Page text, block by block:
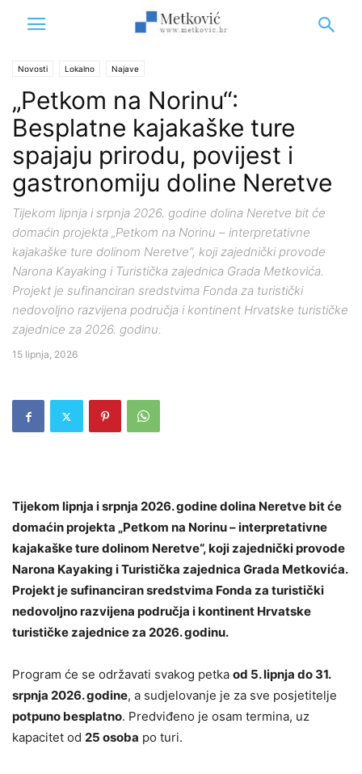
Novosti Lokalno Najave
„Petkom na Norinu“:
Besplatne kajakaške ture
spajaju prirodu, povijest i
gastronomiju doline Neretve
Tijekom lipnja i srpnja 2026. godine dolina Neretve bit će
domaćin projekta „Petkom na Norinu – interpretativne
kajakaške ture dolinom Neretve“, koji zajednički provode
Narona Kayaking i Turistička zajednica Grada Metkovića.
Projekt je sufinanciran sredstvima Fonda za turistički
nedovoljno razvijena područja i kontinent Hrvatske turističke
zajednice za 2026. godinu.
15 lipnja, 2026
Tijekom lipnja i srpnja 2026. godine dolina Neretve bit će
domaćin projekta „Petkom na Norinu – interpretativne
kajakaške ture dolinom Neretve“, koji zajednički provode
Narona Kayaking i Turistička zajednica Grada Metkovića.
Projekt je sufinanciran sredstvima Fonda za turistički
nedovoljno razvijena područja i kontinent Hrvatske
turističke zajednice za 2026. godinu.
Program će se održavati svakog petka od 5. lipnja do 31.
srpnja 2026. godine, a sudjelovanje je za sve posjetitelje
potpuno besplatno. Predviđeno je osam termina, uz
kapacitet od 25 osoba po turi.